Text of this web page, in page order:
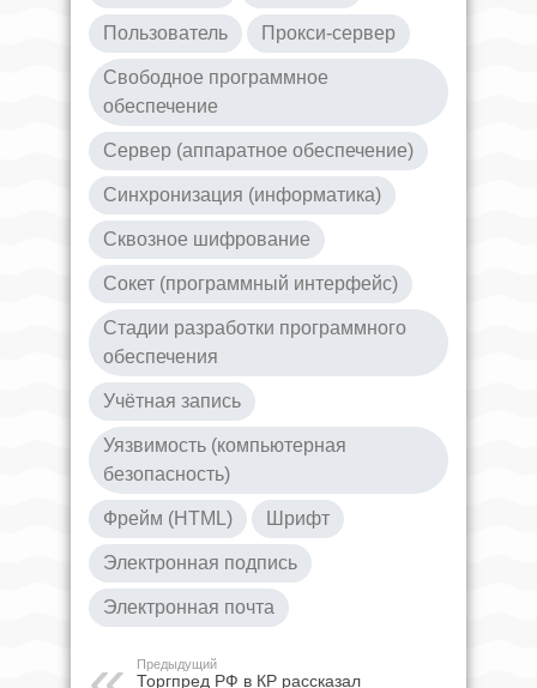
Пользователь Прокси-сервер
Свободное программное
обеспечение
Сервер (аппаратное обеспечение)
Синхронизация (информатика)
Сквозное шифрование
Сокет (программный интерфейс)
Стадии разработки программного
обеспечения
Учётная запись
Уязвимость (компьютерная
безопасность)
Фрейм (HTML) Шрифт
Электронная подпись
Электронная почта
Предыдущий
Торгпред РФ в КР рассказал